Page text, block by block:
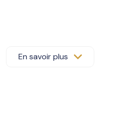
clients.
En savoir plus